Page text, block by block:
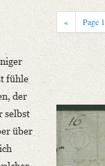
Bd. 23. Dritte
Juli 1797). Mit
von einigen
- Staats- und
fühle
der
selbst
über
« Page 1